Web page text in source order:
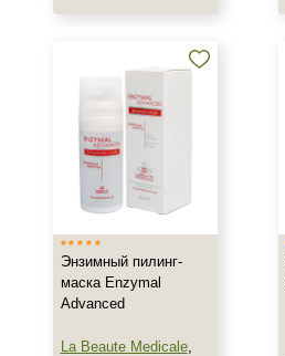
Результат
Обновление клеток
Ровный тон
Сияние
Показать еще
Энзимный пилинг-
маска Enzymal
Advanced
La Beaute Medicale,